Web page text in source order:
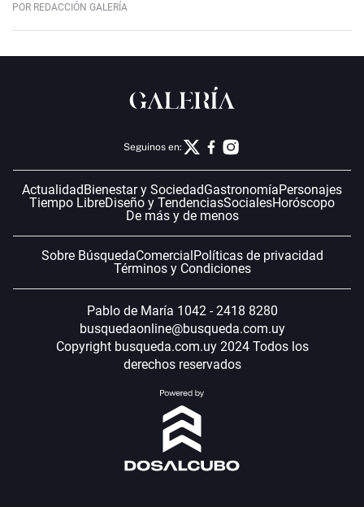
POR REDACCIÓN GALERÍA
Seguinos en:
Actualidad Bienestar y SociedadGastronomíaPersonajes
Tiempo LibreDiseño y TendenciasSocialesHoróscopo
De más y de menos
Sobre BúsquedaComercial Políticas de privacidad
Términos y Condiciones
Pablo de María 1042 - 2418 8280
busquedaonline@busqueda.com.uy
Copyright busqueda.com.uy 2024 Todos los
derechos reservados